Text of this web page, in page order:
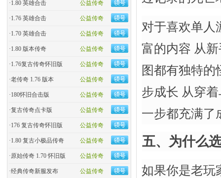
公益传奇
·1.80 英雄合击
公益传奇
·1.76 英雄合击
公益传奇
·1.70 英雄合击
公益传奇
·1.80 版本传奇
公益传奇
·1.76复古传奇怀旧版
公益传奇
·老传奇 1.76 版本
公益传奇
·180怀旧合击版
公益传奇
·复古传奇点卡版
公益传奇
·176 复古传奇怀旧版
公益传奇
·1.80 复古小极品传奇
公益传奇
·原始传奇 1.70 怀旧版
公益传奇
·经典传奇新服发布
对于喜欢单人
富的内容 从
图都有独特的
步成长 从穿
一步都充满了
五、为什么
如果你是老玩